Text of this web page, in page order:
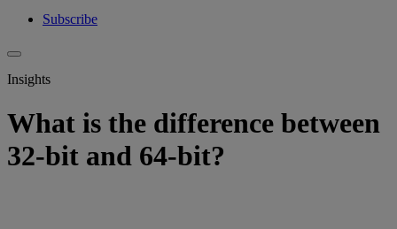
Subscribe
Insights
What is the difference between
32-bit and 64-bit?